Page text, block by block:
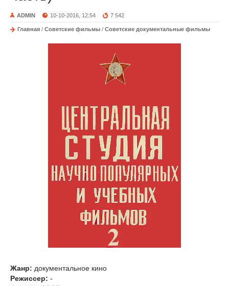
ADMIN 10-10-2016, 12:54 7 542
Главная / Советские фильмы / Советские документальные фильмы
Жанр: документальное кино
Режиссер: -